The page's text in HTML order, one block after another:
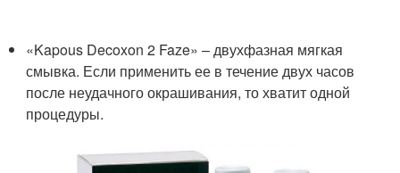
«Kapous Decoxon 2 Faze» – двухфазная мягкая
смывка. Если применить ее в течение двух часов
после неудачного окрашивания, то хватит одной
процедуры.